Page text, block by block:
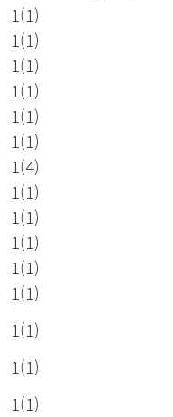
1(1)
1(1)
1(1)
1(1)
1(1)
1(1)
1(4)
1(1)
1(1)
1(1)
1(1)
1(1)
1(1)
1(1)
1(1)